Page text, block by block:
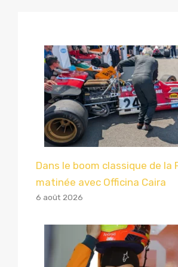
Dans le boom classique de la
matinée avec Officina Caira
6 août 2026